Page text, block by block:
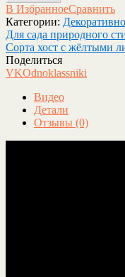
В ИзбранноеСравнить
Категории:
Для сада природного
Сорта хост с жёлтыми
Поделиться
VKOdnoklassniki
Видео
Детали
Отзывы (0)